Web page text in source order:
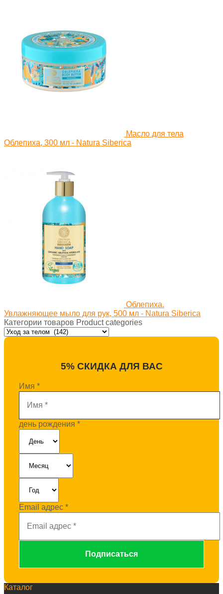
Масло для тела
Облепиха, 300 мл - Natura Siberica
Облепиха.
Увлажняющее мыло для рук, 500 мл - Natura Siberica
Категории товаров Product categories
5% СКИДКА ДЛЯ ВАС
Имя *
день рождения *
Email адрес *
Каталог